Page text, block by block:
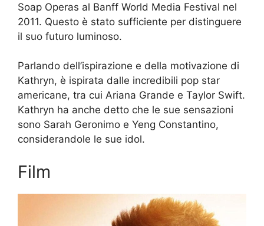
Soap Operas al Banff World Media Festival nel
2011. Questo è stato sufficiente per distinguere
il suo futuro luminoso.
Parlando dell’ispirazione e della motivazione di
Kathryn, è ispirata dalle incredibili pop star
americane, tra cui Ariana Grande e Taylor Swift.
Kathryn ha anche detto che le sue sensazioni
sono Sarah Geronimo e Yeng Constantino,
considerandole le sue idol.
Film